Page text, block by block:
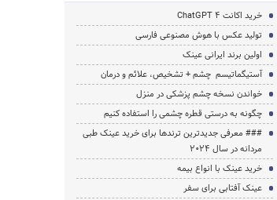
خرید اکانت ChatGPT 4
تولید عکس با هوش مصنوعی فارسی
اولین برند ایرانی عینک
آستیگماتیسم چشم + تشخیص، علائم و درمان
خواندن نسخه چشم پزشکی در منزل
چگونه به درستی قطره چشمی را استفاده کنیم
### معرفی جدیدترین ترندها برای خرید عینک طبی
مردانه در سال 2024
خرید عینک با انواع بیمه
عینک آفتابی برای سفر